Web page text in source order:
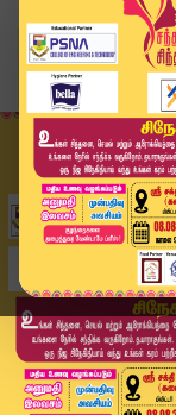
Home
வீடியோ
தவெகவில்